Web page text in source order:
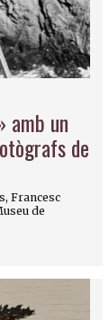
amb un
de
Francesc
de